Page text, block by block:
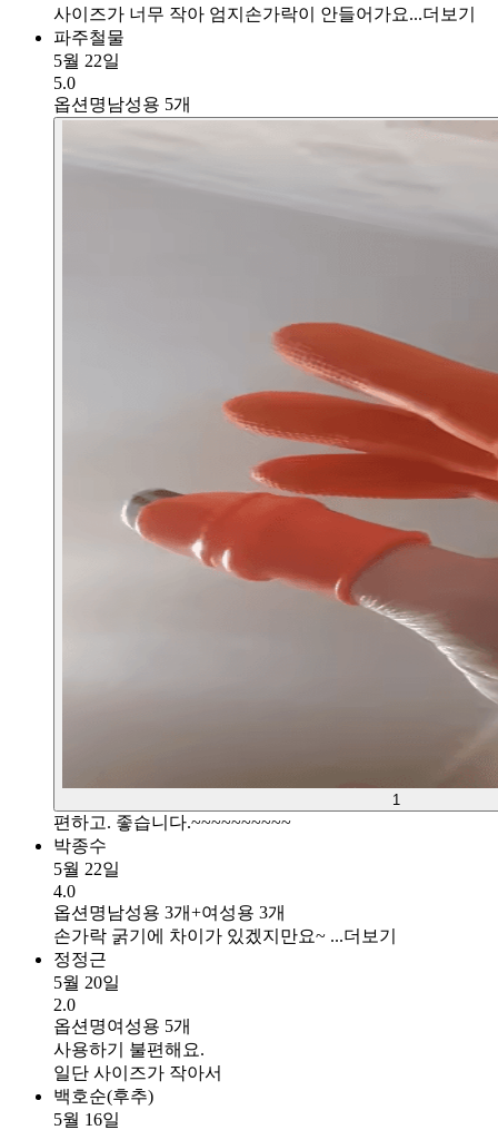
사이즈가 너무 작아 엄지손가락이 안들어가요...더보기
파주철물
5월 22일
5.0
옵션명남성용 5개
1
편하고. 좋습니다.~~~~~~~~~~
박종수
5월 22일
4.0
옵션명남성용 3개+여성용 3개
손가락 굵기에 차이가 있겠지만요~ ...더보기
정정근
5월 20일
2.0
옵션명여성용 5개
사용하기 불편해요.
일단 사이즈가 작아서
백호순(후추)
5월 16일